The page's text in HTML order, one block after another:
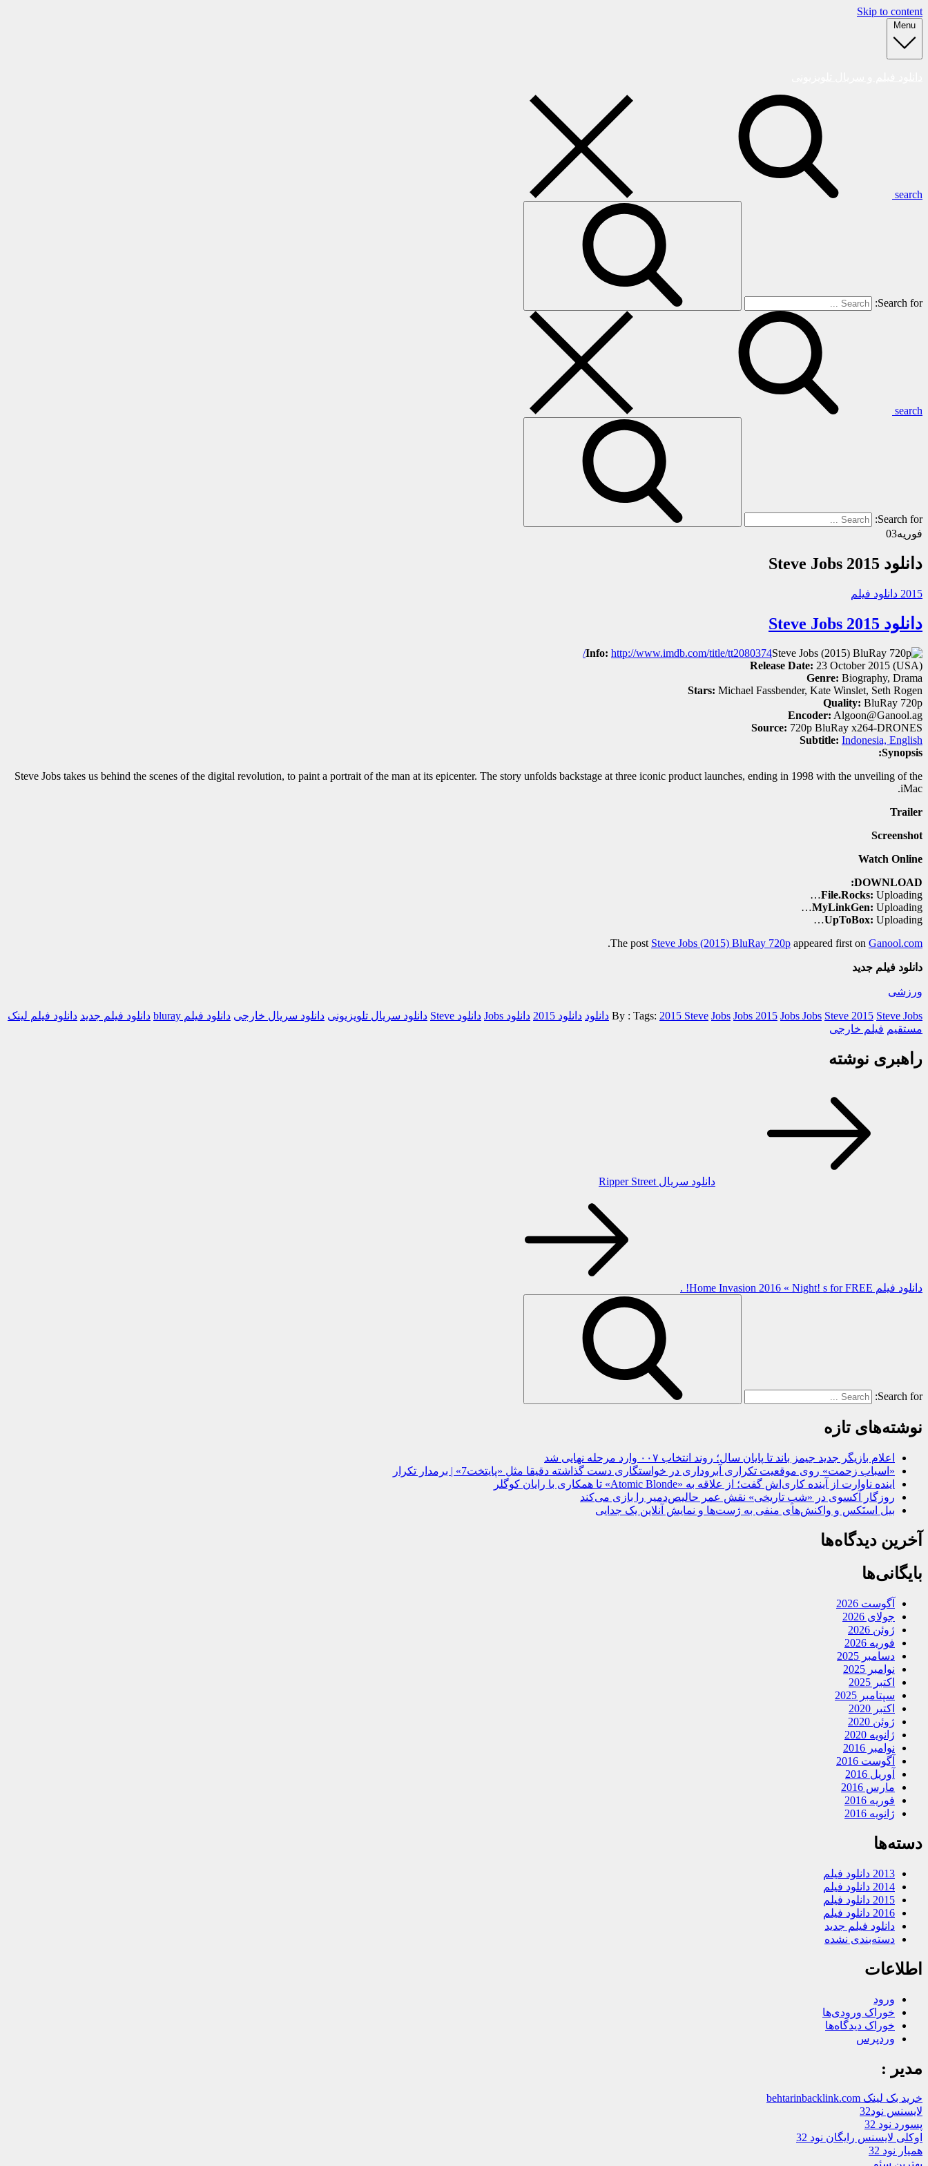
Skip to content
Menu
search
Search for:
search
Search for:
فوریه03
دانلود Steve Jobs 2015
2015 دانلود فیلم
دانلود Steve Jobs 2015
Info: http://www.imdb.com/title/tt2080374/
Release Date: 23 October 2015 (USA)
Genre: Biography, Drama
Stars: Michael Fassbender, Kate Winslet, Seth Rogen
Quality: BluRay 720p
Encoder: Algoon@Ganool.ag
Source: 720p BluRay x264-DRONES
Subtitle: Indonesia, English
Synopsis:
Steve Jobs takes us behind the scenes of the digital revolution, to paint a portrait of the man at its epicenter. The story unfolds backstage at three iconic product launches, ending in 1998 with the unveiling of the
iMac.
Trailer
Screenshot
Watch Online
DOWNLOAD:
File.Rocks: Uploading…
MyLinkGen: Uploading…
UpToBox: Uploading…
The post Steve Jobs (2015) BluRay 720p appeared first on Ganool.com
.
دانلود فیلم جدید
ورزشی
By : Tags: 2015 Steve Jobs Jobs 2015 Jobs Jobs Steve 2015 Steve Jobs دانلود دانلود 2015 دانلود Jobs دانلود Steve دانلود سریال تلویزیونی دانلود سریال خارجی دانلود فیلم bluray دانلود فیلم جدید دانلود فیلم لینک
مستقیم فیلم خارجی
راهبری نوشته
دانلود سریال Ripper Street
دانلود فیلم Home Invasion 2016 « Night! s for FREE! .
Search for:
نوشته‌های تازه
اعلام بازیگر جدید جیمز باند تا پایان سال؛ روند انتخاب ۰۰۷ وارد مرحله نهایی شد
«اسباب زحمت» روی موقعیت تکراری آبروداری در خواستگاری دست گذاشته دقیقا مثل «پایتخت7» | برمدار تکرار
اینده ناوارت از آینده کاری‌اش گفت؛ از علاقه به «Atomic Blonde» تا همکاری با رایان کوگلر
روزگار آکسوی در «شبِ تاریخی» نقش عمر حالیص‌دمیر را بازی می‌کند
بیل استَکس و واکنش‌های منفی به ژست‌ها و نمایش آنلاین یک جدایی
آخرین دیدگاه‌ها
بایگانی‌ها
آگوست 2026
جولای 2026
ژوئن 2026
فوریه 2026
دسامبر 2025
نوامبر 2025
اکتبر 2025
سپتامبر 2025
اکتبر 2020
ژوئن 2020
ژانویه 2020
نوامبر 2016
آگوست 2016
آوریل 2016
مارس 2016
فوریه 2016
ژانویه 2016
دسته‌ها
2013 دانلود فیلم
2014 دانلود فیلم
2015 دانلود فیلم
2016 دانلود فیلم
دانلود فیلم جدید
دسته‌بندی نشده
اطلاعات
ورود
خوراک ورودی‌ها
خوراک دیدگاه‌ها
وردپرس
مدیر :
خرید بک لینک behtarinbacklink.com
لایسنس نود32
پسورد نود 32
اوکلی لایسنس رایگان نود 32
همیار نود 32